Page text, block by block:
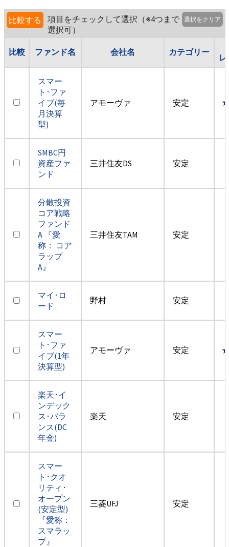
比較する
項目をチェックして選択（※4つまで
選択可）
選択をクリア
比較 ファンド名 会社名 カテゴリー
スマー
ト･ファ
イブ(毎
月決算
型)
アモーヴァ 安定
SMBC円
資産ファ
ンド
三井住友DS 安定
分散投資
コア戦略
ファンド
A 『愛
称： コア
ラップ
A』
三井住友TAM 安定
マイ･ロ
ード
野村 安定
スマー
ト･ファ
イブ(1年
決算型)
アモーヴァ 安定
楽天･イ
ンデック
ス･バラ
ンス(DC
年金)
楽天 安定
スマー
ト･クオ
リティ･
オープン
(安定型)
『愛称：
スマラッ
プ』
三菱UFJ 安定